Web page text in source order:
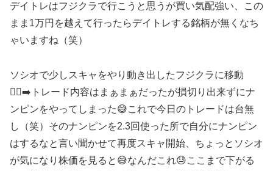
デイトレはフジクラで行こうと思うが買い気配強い、この
まま1万円を越えて行ったらデイトレする銘柄が無くなち
ゃいますね（笑）
ソシオで少しスキャをやり動き出したフジクラに移動
🚶‍♂️‍➡️トレード内容はまぁまぁだったが損切り出来ずにナ
ンピンをやってしまった😅これで今日のトレードは台無
し（笑）そのナンピンを2.3回使った所で自分にナンピン
はするなと言い聞かせて再度スキャ開始、ちょっとソシオ
が気になり株価を見ると😅なんだこれ😓ここまで下がる